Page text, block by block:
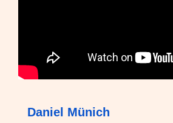
Daniel Münich